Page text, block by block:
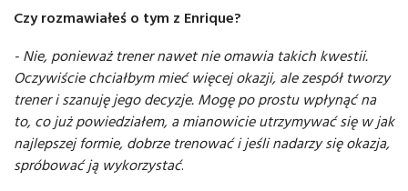
Czy rozmawiałeś o tym z Enrique?
- Nie, ponieważ trener nawet nie omawia takich kwestii.
Oczywiście chciałbym mieć więcej okazji, ale zespół tworzy
trener i szanuję jego decyzje. Mogę po prostu wpłynąć na
to, co już powiedziałem, a mianowicie utrzymywać się w jak
najlepszej formie, dobrze trenować i jeśli nadarzy się okazja,
spróbować ją wykorzystać.